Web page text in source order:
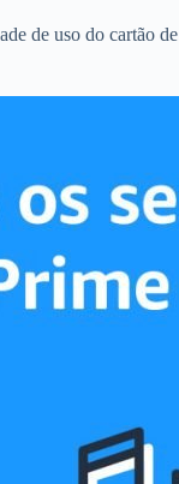
de uso do cartão